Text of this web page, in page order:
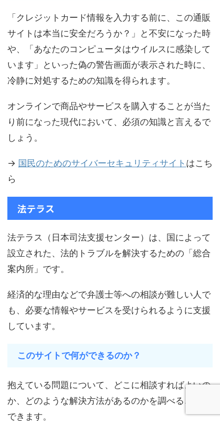
「クレジットカード情報を入力する前に、この通販
サイトは本当に安全だろうか？」と不安になった時
や、「あなたのコンピュータはウイルスに感染して
います」といった偽の警告画面が表示された時に、
冷静に対処するための知識を得られます。
オンラインで商品やサービスを購入することが当た
り前になった現代において、必須の知識と言えるで
しょう。
→ 国民のためのサイバーセキュリティサイト はこち
ら
法テラス
法テラス（日本司法支援センター）は、国によって
設立された、法的トラブルを解決するための「総合
案内所」です。
経済的な理由などで弁護士等への相談が難しい人で
も、必要な情報やサービスを受けられるように支援
しています。
このサイトで何ができるのか？
抱えている問題について、どこに相談すればよいの
か、どのような解決方法があるのかを調べることが
できます。